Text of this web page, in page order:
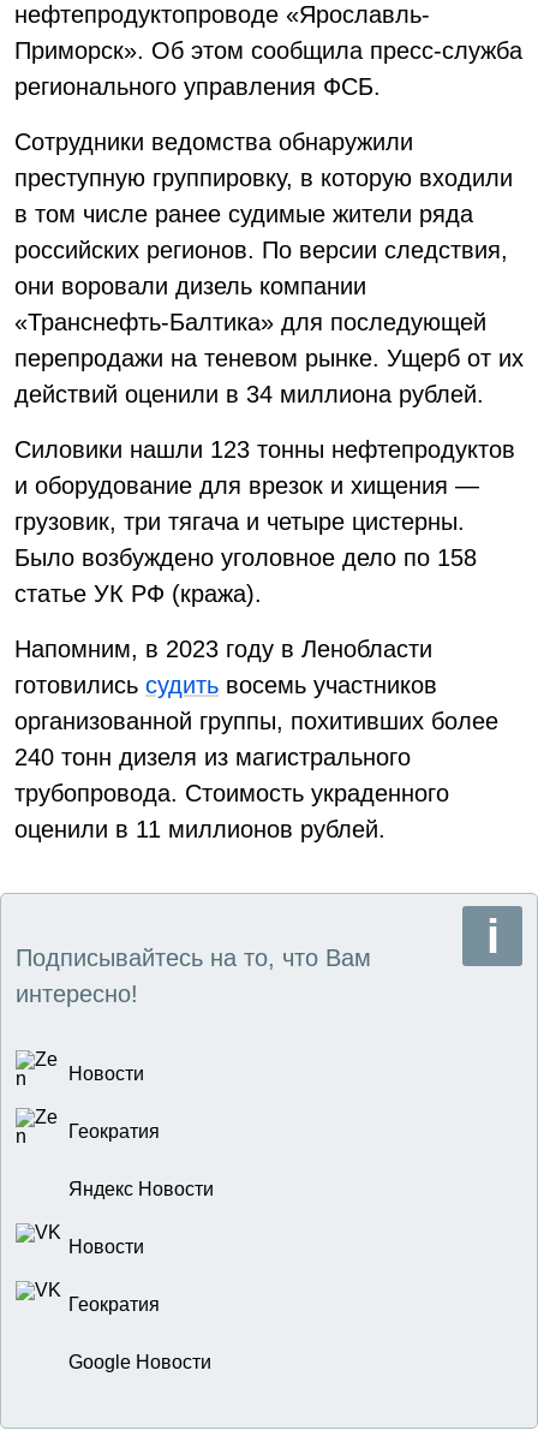
нефтепродуктопроводе «Ярославль-
Приморск». Об этом сообщила пресс-служба
регионального управления ФСБ.
Сотрудники ведомства обнаружили
преступную группировку, в которую входили
в том числе ранее судимые жители ряда
российских регионов. По версии следствия,
они воровали дизель компании
«Транснефть-Балтика» для последующей
перепродажи на теневом рынке. Ущерб от их
действий оценили в 34 миллиона рублей.
Силовики нашли 123 тонны нефтепродуктов
и оборудование для врезок и хищения —
грузовик, три тягача и четыре цистерны.
Было возбуждено уголовное дело по 158
статье УК РФ (кража).
Напомним, в 2023 году в Ленобласти
готовились судить восемь участников
организованной группы, похитивших более
240 тонн дизеля из магистрального
трубопровода. Стоимость украденного
оценили в 11 миллионов рублей.
Подписывайтесь на то, что Вам
интересно!
Новости
Геократия
Яндекс Новости
Новости
Геократия
Google Новости